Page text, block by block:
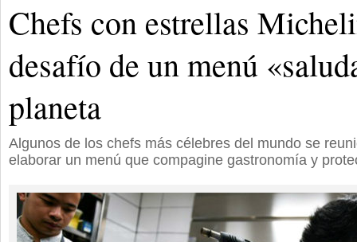
Chefs con estrellas
desafío de un menú
planeta
Algunos de los chefs más célebres del mundo se
elaborar un menú que compagine gastronomía y